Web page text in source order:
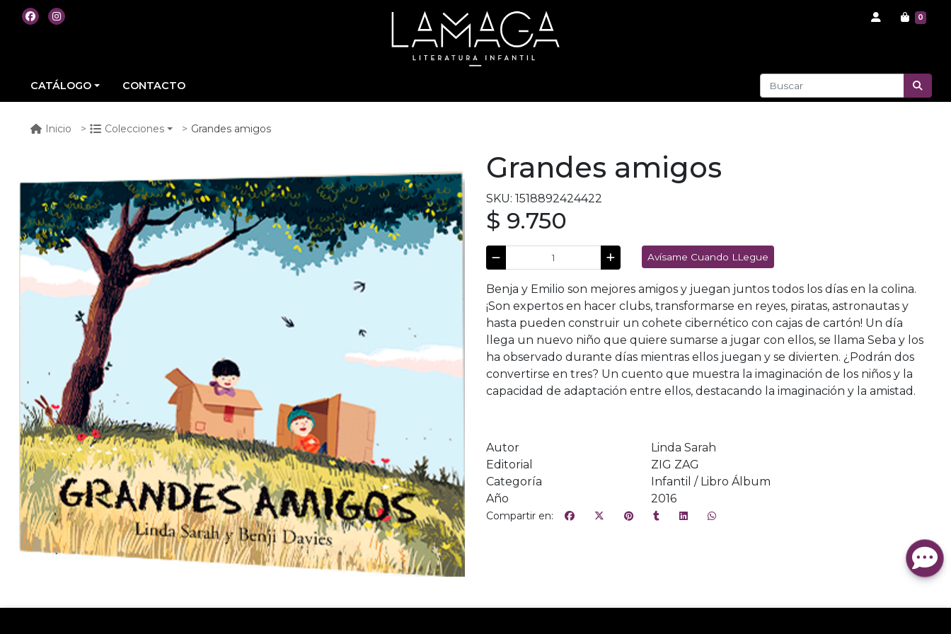
0
CATÁLOGO CONTACTO
Inicio Colecciones Grandes amigos
Grandes amigos
SKU: 1518892424422
$ 9.750
Avísame Cuando LLegue
Benja y Emilio son mejores amigos y juegan juntos todos los días en la colina.
¡Son expertos en hacer clubs, transformarse en reyes, piratas, astronautas y
hasta pueden construir un cohete cibernético con cajas de cartón! Un día
llega un nuevo niño que quiere sumarse a jugar con ellos, se llama Seba y los
ha observado durante días mientras ellos juegan y se divierten. ¿Podrán dos
convertirse en tres? Un cuento que muestra la imaginación de los niños y la
capacidad de adaptación entre ellos, destacando la imaginación y la amistad.
Autor
Linda Sarah
Editorial
ZIG ZAG
Categoría
Infantil / Libro Álbum
Año
2016
Compartir en: